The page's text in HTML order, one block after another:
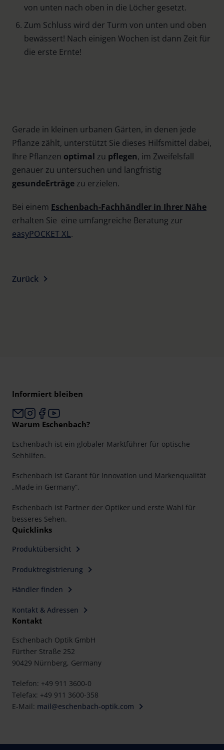
von unten nach oben in die Löcher gesetzt.
Zum Schluss wird der Turm von unten und oben
bewässert! Nach einigen Wochen ist dann Zeit für
die erste Ernte!
Gerade in kleinen urbanen Gärten, in denen jede
Pflanze zählt, unterstützt Sie dieses Hilfsmittel dabei,
Ihre Pflanzen optimal zu pflegen, im Zweifelsfall
genauer zu untersuchen und langfristig
gesundeErträge zu erzielen.
Bei einem Eschenbach-Fachhändler in Ihrer Nähe
erhalten Sie eine umfangreiche Beratung zur
easyPOCKET XL.
Zurück
Informiert bleiben
Warum Eschenbach?
Eschenbach ist ein globaler Marktführer für optische
Sehhilfen.
Eschenbach ist Garant für Innovation und Markenqualität
„Made in Germany“.
Eschenbach ist Partner der Optiker und erste Wahl für
besseres Sehen.
Quicklinks
Produktübersicht
Produktregistrierung
Händler finden
Kontakt & Adressen
Kontakt
Eschenbach Optik GmbH
Fürther Straße 252
90429 Nürnberg, Germany
Telefon: +49 911 3600-0
Telefax: +49 911 3600-358
E-Mail: mail@eschenbach-optik.com